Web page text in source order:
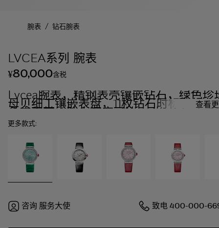
腕表 / 钻石腕表
LVCEA系列 腕表
¥80,000含税
Lvcea腕表，精钢表壳镶嵌钻石，绿色珍
母贝细工镶嵌表盘，11枚钻石时标和绿色
鱼皮表带。防水深度可达50米 查看
更多款式:
咨询 服务大使 致电400-000-